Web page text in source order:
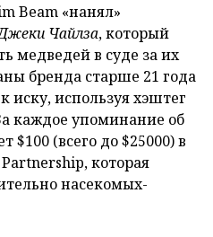
Beam «нанял»
Чайлза, который
медведей в суде за их
бренда старше 21 года
иску, используя хэштег
каждое упоминание об
$100 (всего до $25000) в
которая
насекомых-